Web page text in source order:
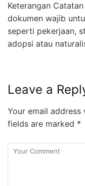
Keterangan
dokumen wajib
seperti pekerjaan,
adopsi atau
Leave a
Your email
fields are marked *